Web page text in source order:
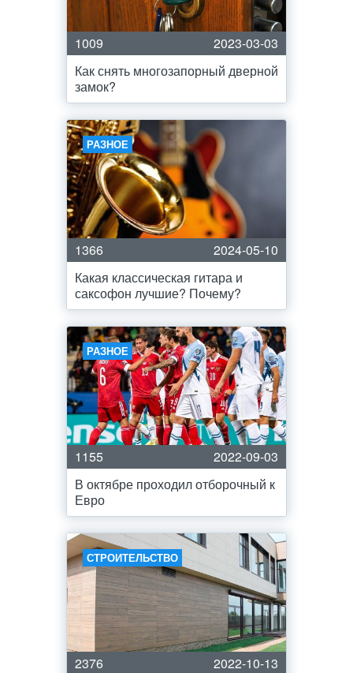
1009
2023-03-03
Как снять многозапорный дверной
замок?
РАЗНОЕ
1366
2024-05-10
Какая классическая гитара и
саксофон лучшие? Почему?
РАЗНОЕ
1155
2022-09-03
В октябре проходил отборочный к
Евро
СТРОИТЕЛЬСТВО
2376
2022-10-13